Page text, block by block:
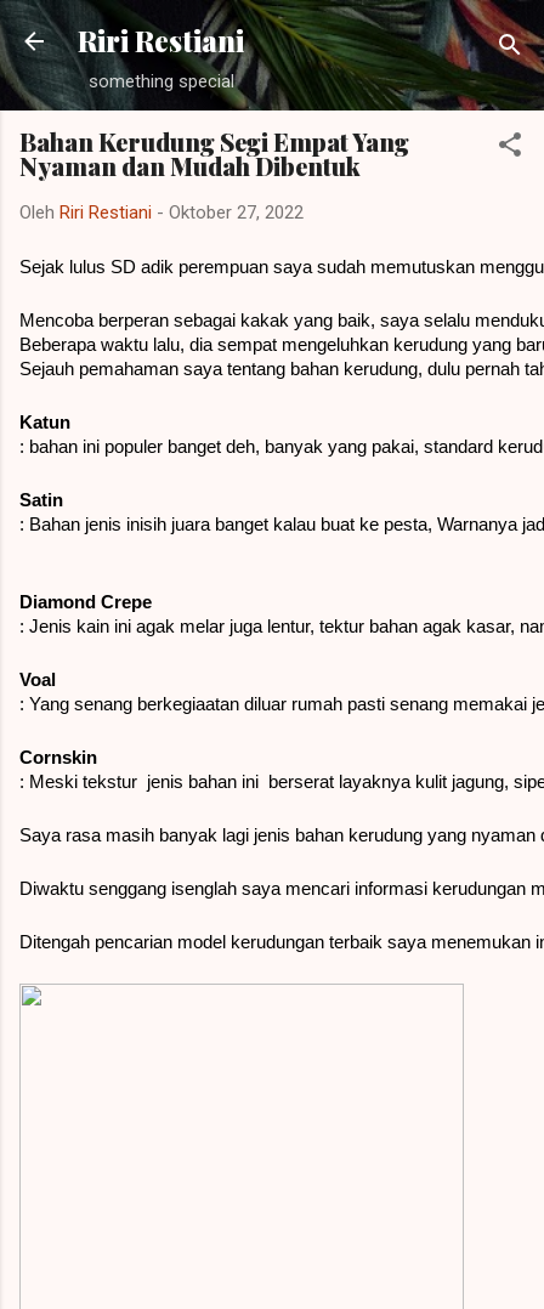
Riri Restiani
something special
Bahan Kerudung Segi Empat Yang
Nyaman dan Mudah Dibentuk
Oleh Riri Restiani - Oktober 27, 2022
Sejak lulus SD adik perempuan saya sudah memutuskan
Mencoba berperan sebagai kakak yang baik, saya selalu
Beberapa waktu lalu, dia sempat mengeluhkan kerudung yang
Sejauh pemahaman saya tentang bahan kerudung, dulu pernah
Katun
: bahan ini populer banget deh, banyak yang pakai, standard
Satin
: Bahan jenis inisih juara banget kalau buat ke pesta, Warnanya
Diamond Crepe
: Jenis kain ini agak melar juga lentur, tektur bahan agak kasar,
Voal
: Yang senang berkegiaatan diluar rumah pasti senang
Cornskin
: Meski tekstur  jenis bahan ini  berserat layaknya kulit jagung,
Saya rasa masih banyak lagi jenis bahan kerudung yang nyaman
Diwaktu senggang isenglah saya mencari informasi kerudungan
Ditengah pencarian model kerudungan terbaik saya